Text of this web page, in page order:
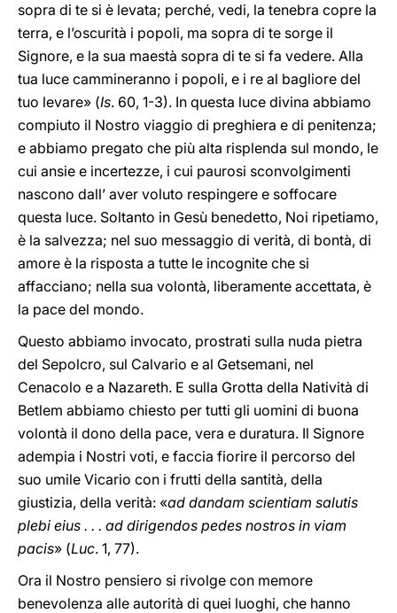
sopra di te si è levata; perché, vedi, la tenebra copre la
terra, e l’oscurità i popoli, ma sopra di te sorge il
Signore, e la sua maestà sopra di te si fa vedere. Alla
tua luce cammineranno i popoli, e i re al bagliore del
tuo levare» (Is. 60, 1-3). In questa luce divina abbiamo
compiuto il Nostro viaggio di preghiera e di penitenza;
e abbiamo pregato che più alta risplenda sul mondo, le
cui ansie e incertezze, i cui paurosi sconvolgimenti
nascono dall’ aver voluto respingere e soffocare
questa luce. Soltanto in Gesù benedetto, Noi ripetiamo,
è la salvezza; nel suo messaggio di verità, di bontà, di
amore è la risposta a tutte le incognite che si
affacciano; nella sua volontà, liberamente accettata, è
la pace del mondo.
Questo abbiamo invocato, prostrati sulla nuda pietra
del Sepolcro, sul Calvario e al Getsemani, nel
Cenacolo e a Nazareth. E sulla Grotta della Natività di
Betlem abbiamo chiesto per tutti gli uomini di buona
volontà il dono della pace, vera e duratura. Il Signore
adempia i Nostri voti, e faccia fiorire il percorso del
suo umile Vicario con i frutti della santità, della
giustizia, della verità: «ad dandam scientiam salutis
plebi eius . . . ad dirigendos pedes nostros in viam
pacis» (Luc. 1, 77).
Ora il Nostro pensiero si rivolge con memore
benevolenza alle autorità di quei luoghi, che hanno